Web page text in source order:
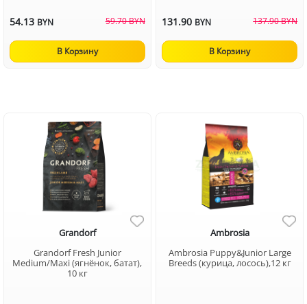
54.13 BYN 59.70 BYN
В Корзину
131.90 BYN 137.90 BYN
В Корзину
Grandorf
Grandorf Fresh Junior
Medium/Maxi (ягнёнок, батат),
10 кг
Ambrosia
Ambrosia Puppy&Junior Large
Breeds (курица, лосось),12 кг